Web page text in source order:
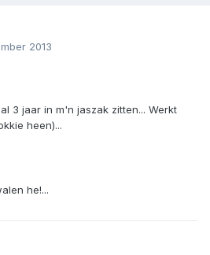
2013
3 jaar in m'n jaszak zitten... Werkt
heen)...
he!...